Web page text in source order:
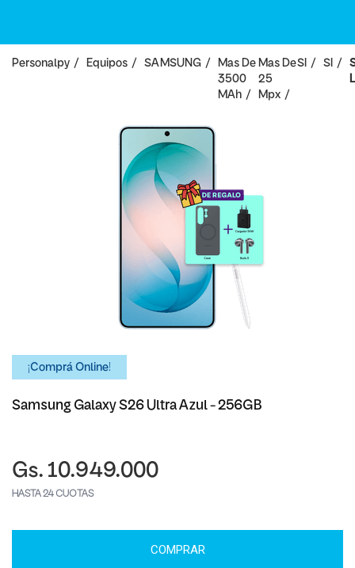
Personalpy Equipos SAMSUNG
Mas De
3500
MAh
Mas De
25
Mpx
SI SI
¡Comprá Online!
Samsung Galaxy S26 Ultra Azul - 256GB
Gs. 10.949.000
HASTA 24 CUOTAS
COMPRAR